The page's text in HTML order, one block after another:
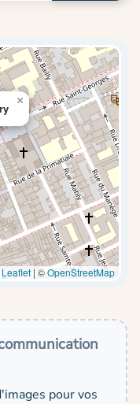
×
Leaflet | ©OpenStreetMap
pour vos